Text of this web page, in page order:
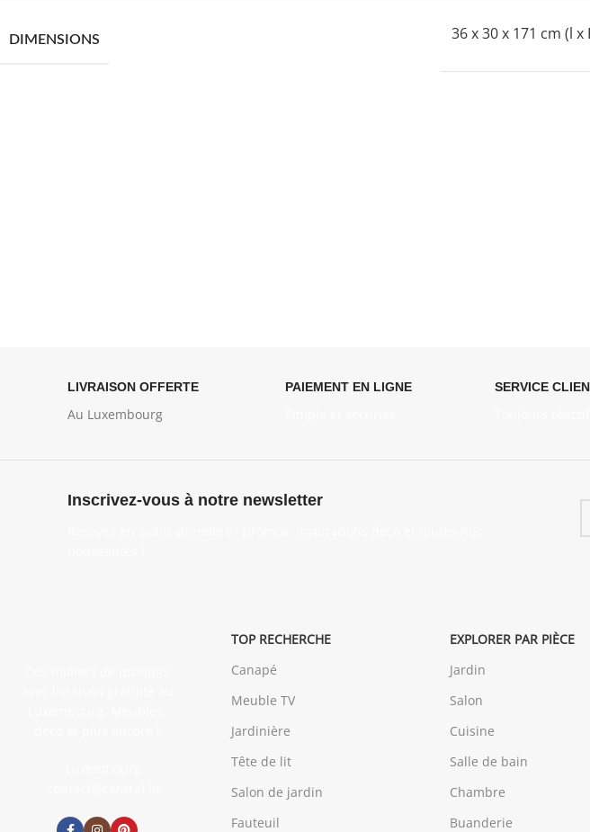
DIMENSIONS 36 x 30 x 171 cm (l x
LIVRAISON OFFERTE
Au Luxembourg
PAIEMENT EN LIGNE SERVICE
Inscrivez-vous à notre newsletter
TOP RECHERCHE
Canapé
Meuble TV
Jardinière
Tête de lit
Salon de jardin
Fauteuil
EXPLORER PAR PIÈCE
Jardin
Salon
Cuisine
Salle de bain
Chambre
Buanderie